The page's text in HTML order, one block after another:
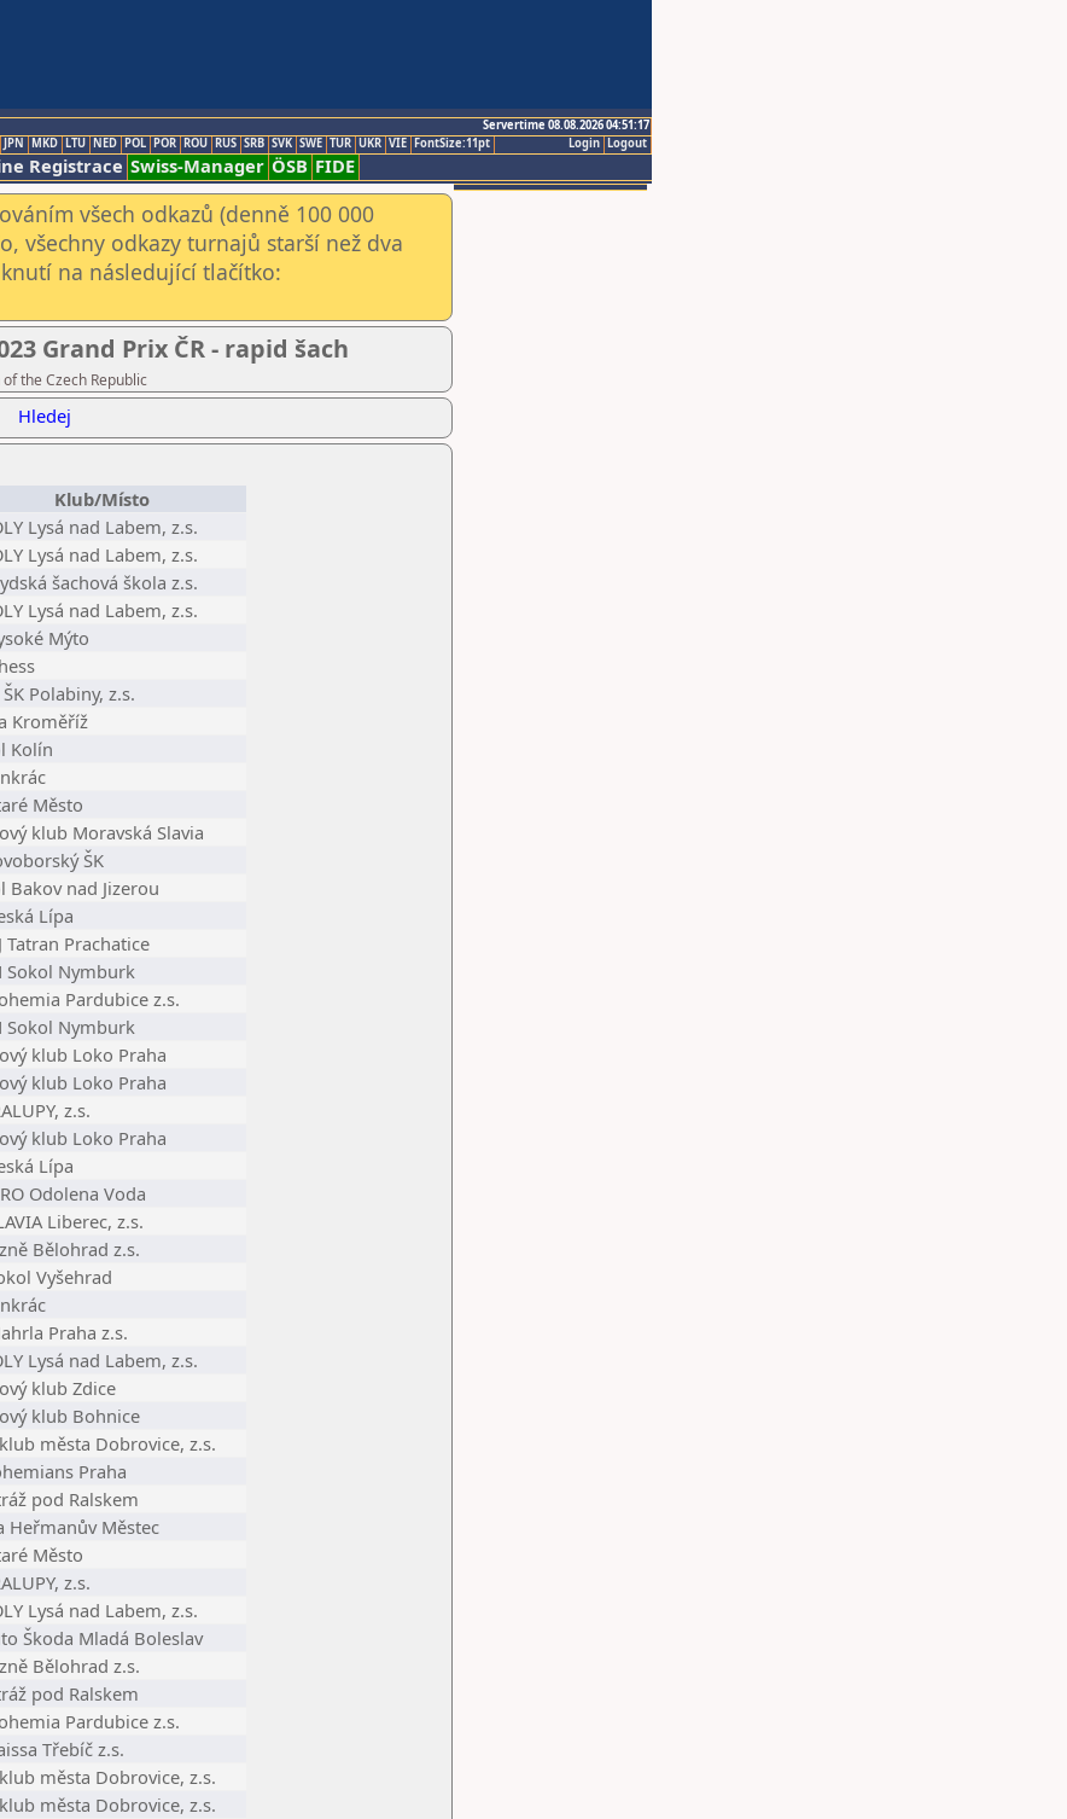
Servertime 08.08.2026 04:51:17
Logout
Login
JPN MKD LTU NED POL POR ROU RUS SRB SVK SWE TUR UKR VIE FontSize:11pt
Registrace Swiss-Manager ÖSB FIDE
všech odkazů (denně 100 000
všechny odkazy turnajů starší než dva
na následující tlačítko:
Grand Prix ČR - rapid šach
the Czech Republic
Hledej
Klub/Místo
Lysá nad Labem, z.s.
Lysá nad Labem, z.s.
šachová škola z.s.
Lysá nad Labem, z.s.
Mýto
Polabiny, z.s.
Kroměříž
Kolín
Město
klub Moravská Slavia
ŠK
Bakov nad Jizerou
Lípa
Tatran Prachatice
Sokol Nymburk
Pardubice z.s.
Sokol Nymburk
klub Loko Praha
klub Loko Praha
z.s.
klub Loko Praha
Lípa
Odolena Voda
Liberec, z.s.
Bělohrad z.s.
Vyšehrad
Praha z.s.
Lysá nad Labem, z.s.
klub Zdice
klub Bohnice
města Dobrovice, z.s.
Praha
pod Ralskem
Heřmanův Městec
Město
z.s.
Lysá nad Labem, z.s.
Škoda Mladá Boleslav
Bělohrad z.s.
pod Ralskem
Pardubice z.s.
Třebíč z.s.
města Dobrovice, z.s.
města Dobrovice, z.s.